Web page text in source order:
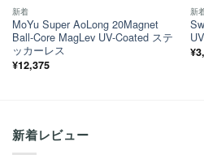
新着
MoYu Super AoLong 20Magnet
Ball-Core MagLev UV-Coated ステ
ッカーレス
¥12,375
新
¥
新着レビュー